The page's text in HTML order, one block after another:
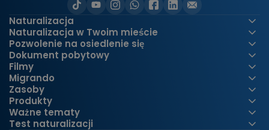
Naturalizacja
Naturalizacja w Twoim mieście
Pozwolenie na osiedlenie się
Dokument pobytowy
Filmy
Migrando
Zasoby
Produkty
Ważne tematy
Test naturalizacji